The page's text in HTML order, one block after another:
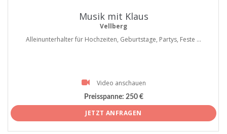
Musik mit Klaus
Vellberg
Alleinunterhalter für Hochzeiten, Geburtstage, Partys, Feste ...
Video anschauen
Preisspanne: 250 €
JETZT ANFRAGEN